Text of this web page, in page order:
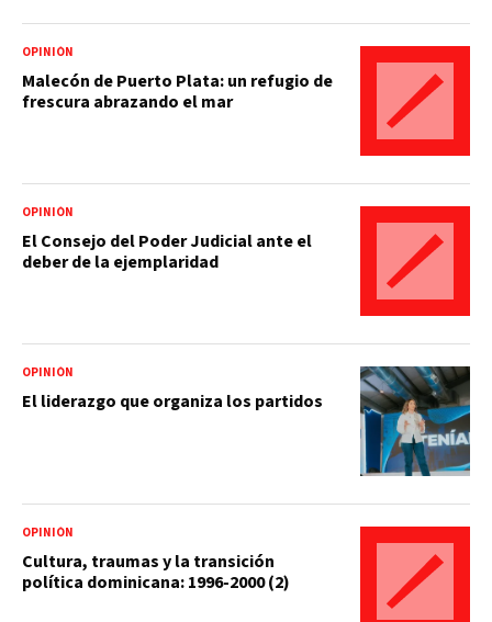
OPINIÓN
Malecón de Puerto Plata: un refugio de
frescura abrazando el mar
OPINIÓN
El Consejo del Poder Judicial ante el
deber de la ejemplaridad
OPINIÓN
El liderazgo que organiza los partidos
OPINIÓN
Cultura, traumas y la transición
política dominicana: 1996-2000 (2)